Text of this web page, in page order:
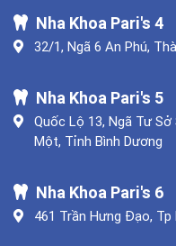
Nha Khoa Pari's 4
32/1, Ngã 6 An Phú,
Nha Khoa Pari's 5
Quốc Lộ 13, Ngã Tư
Một, Tỉnh Bình Dương
Nha Khoa Pari's 6
461 Trần Hưng Đạo, Tp